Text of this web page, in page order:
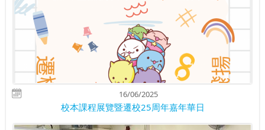
16/06/2025
校本課程展覽暨遷校25周年嘉年華日